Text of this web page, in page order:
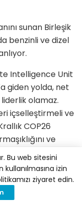
sunan Birleşik
benzinli ve dizel
Intelligence Unit
giden yolda, net
olamaz.
içselleştirmeli ve
COP26
ve
arabuluculuk
dedi.
(CCC) geçen
Bu web sitesini
izin
ziyaret edin.